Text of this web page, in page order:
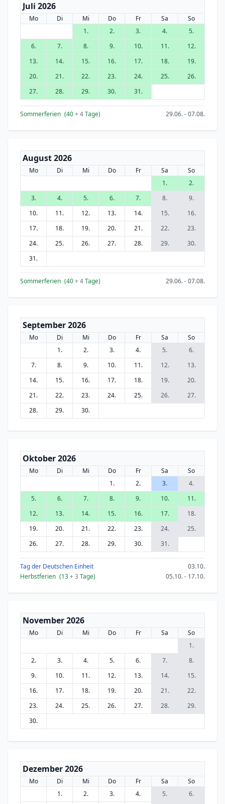
Juli 2026
Mo Di Mi Do Fr Sa
So
1.
2. 3. 4.
5.
6.
7. 8. 9. 10. 11.
12.
13.
14. 15. 16. 17. 18.
19.
20.
21. 22. 23. 24. 25.
26.
27.
28. 29. 30. 31.
Sommerferien (40+ 4Tage) 29.06. - 07.08.
August 2026
Mo Di Mi Do Fr Sa
So
1.
2.
3.
4. 5. 6. 7. 8.
9.
10.
11. 12. 13. 14. 15.
16.
17.
18. 19. 20. 21. 22.
23.
24.
25. 26. 27. 28. 29.
30.
31.
Sommerferien (40+ 4Tage) 29.06. - 07.08.
September 2026
Mo Di Mi Do Fr Sa
So
1.
2. 3. 4. 5.
6.
7.
8. 9. 10. 11. 12.
13.
14.
15. 16. 17. 18. 19.
20.
21.
22. 23. 24. 25. 26.
27.
28.
29. 30.
Oktober 2026
Mo Di Mi Do Fr Sa
So
1.
2. 3.
4.
5.
6. 7. 8. 9. 10.
11.
12.
13. 14. 15. 16. 17.
18.
19.
20. 21. 22. 23. 24.
25.
26.
27. 28. 29. 30. 31.
Tag der Deutschen Einheit
03.10.
Herbstferien (13+ 3 Tage) 05.10. - 17.10.
November 2026
Mo Di Mi Do Fr Sa
So
1.
2.
3. 4. 5. 6. 7.
8.
9.
10. 11. 12. 13. 14.
15.
16.
17. 18. 19. 20. 21.
22.
23.
24. 25. 26. 27. 28.
29.
30.
Dezember 2026
Mo Di Mi Do Fr Sa
So
1.
2. 3. 4. 5.
6.